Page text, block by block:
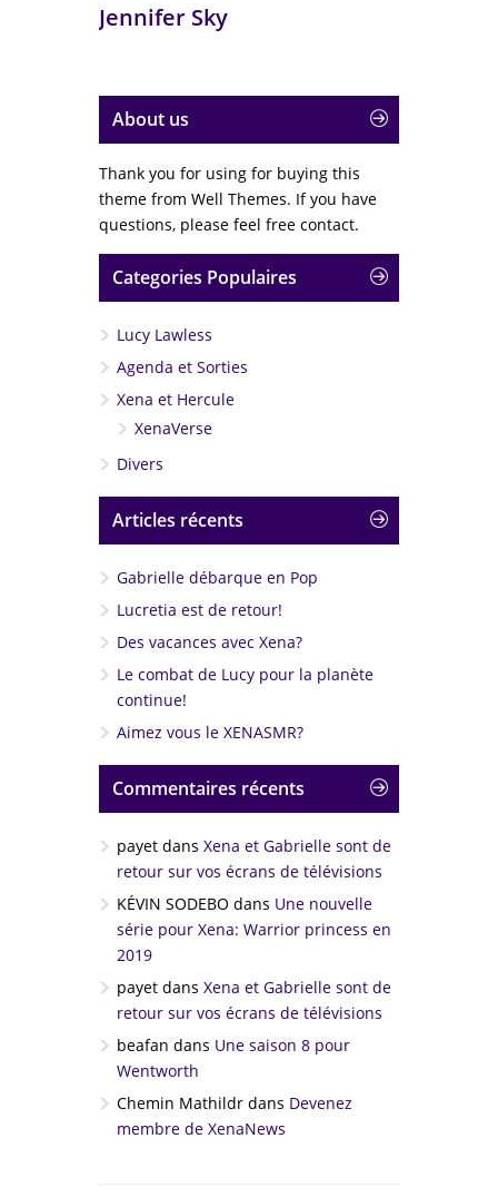
Jennifer Sky
About us
Thank you for using for buying this
theme from Well Themes. If you have
questions, please feel free contact.
Categories Populaires
Lucy Lawless
Agenda et Sorties
Xena et Hercule
XenaVerse
Divers
Articles récents
Gabrielle débarque en Pop
Lucretia est de retour!
Des vacances avec Xena?
Le combat de Lucy pour la planète
continue!
Aimez vous le XENASMR?
Commentaires récents
payet dans Xena et Gabrielle sont de
retour sur vos écrans de télévisions
KÉVIN SODEBO dans Une nouvelle
série pour Xena: Warrior princess en
2019
payet dans Xena et Gabrielle sont de
retour sur vos écrans de télévisions
beafan dans Une saison 8 pour
Wentworth
Chemin Mathildr dans Devenez
membre de XenaNews